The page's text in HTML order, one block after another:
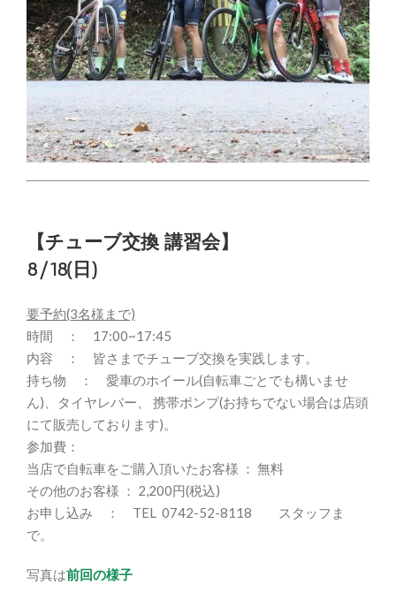
【チューブ交換 講習会】
8/18(日)
要予約(3名様まで)
時間 ： 17:00~17:45
内容 ： 皆さまでチューブ交換を実践します。
持ち物 ： 愛車のホイール(自転車ごとでも構いませ
ん)、タイヤレバー、 携帯ポンプ(お持ちでない場合は店頭
にて販売しております)。
参加費：
当店で自転車をご購入頂いたお客様 ： 無料
その他のお客様 ： 2,200円(税込)
お申し込み ： TEL 0742-52-8118 スタッフま
で。
写真は前回の様子